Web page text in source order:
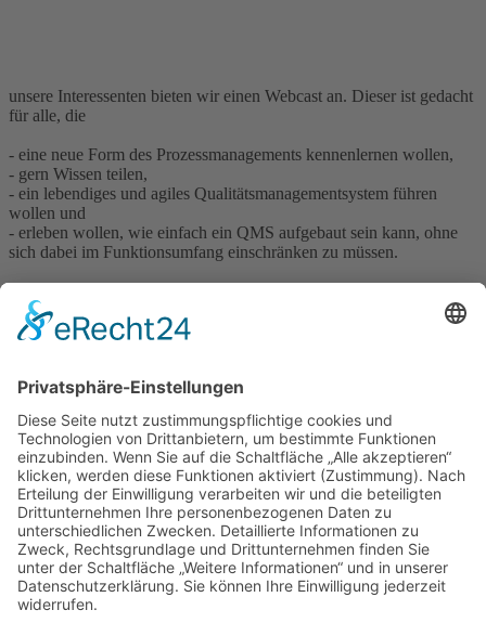
unsere Interessenten bieten wir einen Webcast an. Dieser ist gedacht
für alle, die
- eine neue Form des Prozessmanagements kennenlernen wollen,
- gern Wissen teilen,
- ein lebendiges und agiles Qualitätsmanagementsystem führen
wollen und
- erleben wollen, wie einfach ein QMS aufgebaut sein kann, ohne
sich dabei im Funktionsumfang einschränken zu müssen.
- den Aufbau und die Funktionsweise unserer e@sy process-
- die einfache Einarbeitung und Aktualisierung der Inhalte,
- die unterschiedlichen Ansichten und Nutzungsoptionen und
- Sie erhalten einen Einblick in die Anlage der Anwender in e@sy
process und das hiermit konfigurierbare Berechtigungskonzept.
Dies ist nur ein kleiner Ausschnitt. Selbstverständlich gibt es noch
einige weitere Funktionalitäten, die Sie im Verlauf des Webcasts
einsehen können.
Wenn Sie sich zu unserem Webcast anmelden möchten dann tragen
Sie sich bitte unter folgendem Link ein: